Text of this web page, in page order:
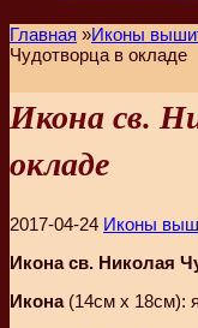
Главная »Иконы
Чудотворца в окладе
Икона св.
окладе
2017-04-24 Иконы
Икона св. Николая
Икона(14см х 18см):